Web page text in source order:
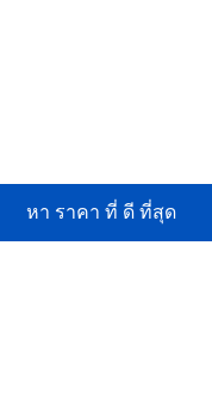
หา ราคา ที่ ดี ที่สุด